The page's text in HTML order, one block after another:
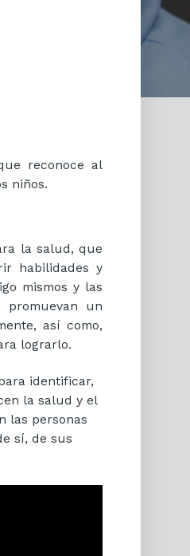
reconoce al
niños.
la salud, que
habilidades y
mismos y las
un
así como,
lograrlo.
identificar,
la salud y el
las personas
sí, de sus